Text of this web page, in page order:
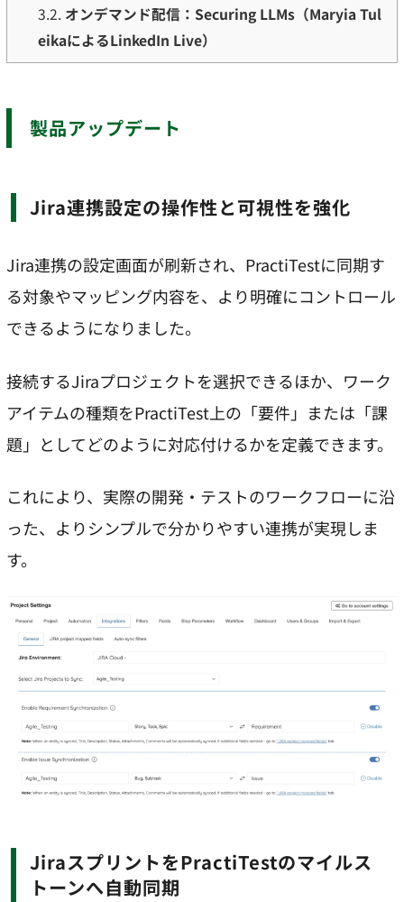
3.2. オンデマンド配信：Securing LLMs（Maryia Tul
eikaによるLinkedIn Live）
製品アップデート
Jira連携設定の操作性と可視性を強化
Jira連携の設定画面が刷新され、PractiTestに同期す
る対象やマッピング内容を、より明確にコントロール
できるようになりました。
接続するJiraプロジェクトを選択できるほか、ワーク
アイテムの種類をPractiTest上の「要件」または「課
題」としてどのように対応付けるかを定義できます。
これにより、実際の開発・テストのワークフローに沿
った、よりシンプルで分かりやすい連携が実現しま
す。
JiraスプリントをPractiTestのマイルス
トーンへ自動同期